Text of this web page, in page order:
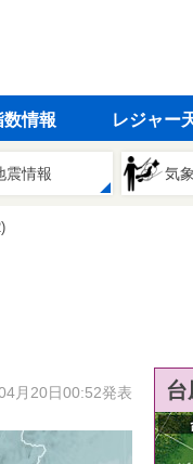
数情報 レジャー
震情報 気
月20日00:52発表